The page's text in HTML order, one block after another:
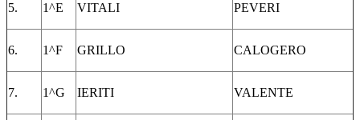
5. 1^E VITALI PEVERI
6. 1^F GRILLO CALOGERO
7. 1^G IERITI VALENTE